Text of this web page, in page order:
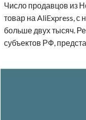
Число продавцов из
товар на AliExpress, с
больше двух тысяч.
субъектов РФ,